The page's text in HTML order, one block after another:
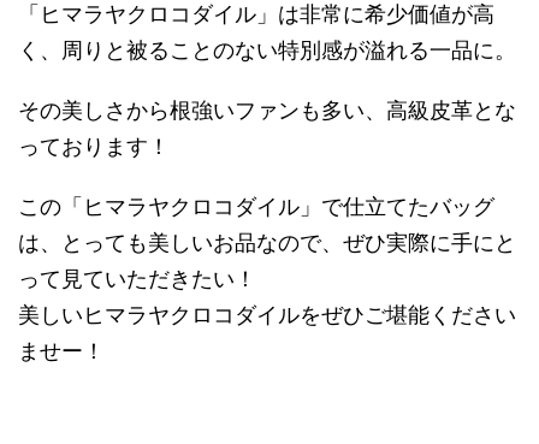
「ヒマラヤクロコダイル」は非常に希少価値が高
く、周りと被ることのない特別感が溢れる一品に。
その美しさから根強いファンも多い、高級皮革とな
っております！
この「ヒマラヤクロコダイル」で仕立てたバッグ
は、とっても美しいお品なので、ぜひ実際に手にと
って見ていただきたい！
美しいヒマラヤクロコダイルをぜひご堪能ください
ませー！